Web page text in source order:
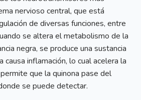
nervioso central, que está
de diversas funciones, entre
se altera el metabolismo de la
negra, se produce una sustancia
causa inflamación, lo cual acelera la
que la quinona pase del
se puede detectar.